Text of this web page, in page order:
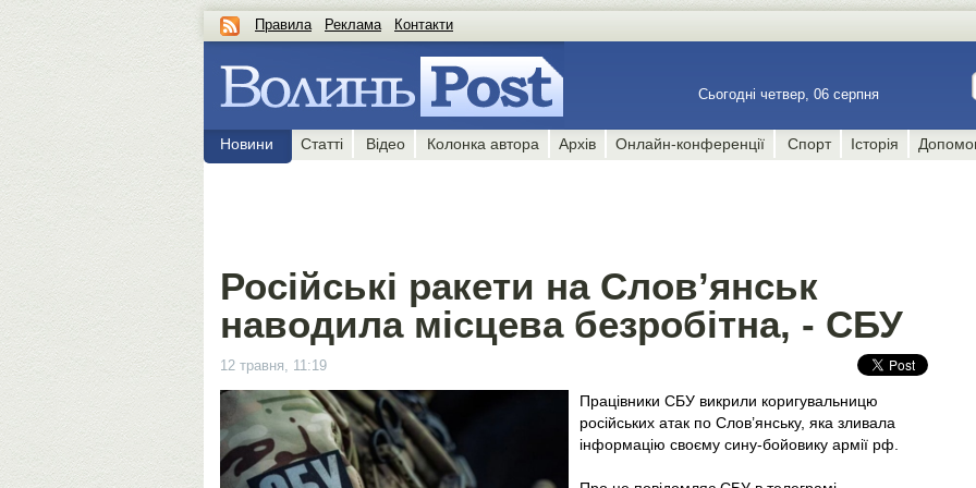
Правила Реклама Контакти
Сьогодні четвер, 06 серпня
Новини Статті Відео Колонка автора Архів Онлайн-конференції Спорт Історія
Російські ракети на Слов’янськ
наводила місцева безробітна, - СБУ
12 травня, 11:19
Працівники СБУ викрили коригувальницю
російських атак по Слов’янську, яка зливала
інформацію своєму сину-бойовику армії рф.